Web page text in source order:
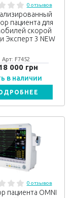
0 отзывов
пациента для
скорой
Эксперт 3 NEW
Арт: F7452
000 грн
в наличии
0 отзывов
пациента OMNI